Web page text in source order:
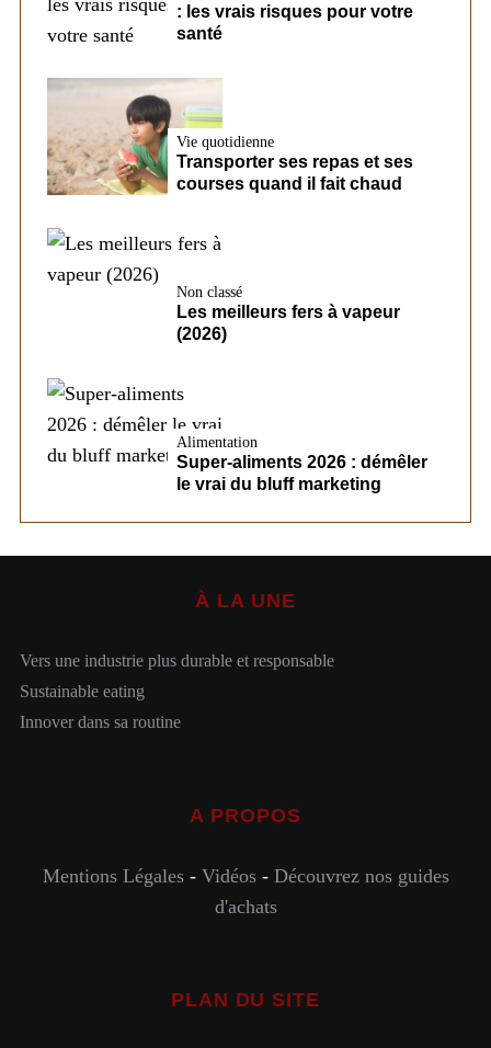
: les vrais risques pour votre
santé
Vie quotidienne
Transporter ses repas et ses
courses quand il fait chaud
Non classé
Les meilleurs fers à vapeur
(2026)
Alimentation
Super-aliments 2026 : démêler
le vrai du bluff marketing
À LA UNE
Vers une industrie plus durable et responsable
Sustainable eating
Innover dans sa routine
A PROPOS
Mentions Légales- Vidéos- Découvrez nos guides
d'achats
PLAN DU SITE